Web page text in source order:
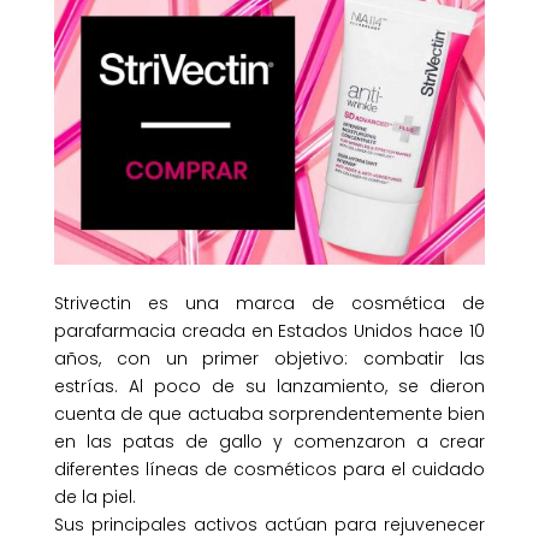
Strivectin es una marca de cosmética de
parafarmacia creada en Estados Unidos hace 10
años, con un primer objetivo: combatir las
estrías. Al poco de su lanzamiento, se dieron
cuenta de que actuaba sorprendentemente bien
en las patas de gallo y comenzaron a crear
diferentes líneas de cosméticos para el cuidado
de la piel.
Sus principales activos actúan para rejuvenecer